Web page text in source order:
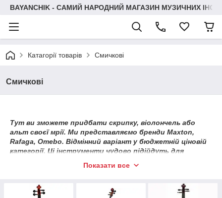
BAYANCHIK - САМИЙ НАРОДНИЙ МАГАЗИН МУЗИЧНИХ
Катагорії товарів Смичкові
Смичкові
Тут ви зможете придбати скрипку, віолончель або
альт своєї мрії. Ми представляємо бренди Maxton,
Rafaga, Omebo. Відмінний варіант у бюджетній ціновій
категорії. Ці інструменти чудово підійдуть для
змусять чимало і дуже приємно здивується.
Показати все